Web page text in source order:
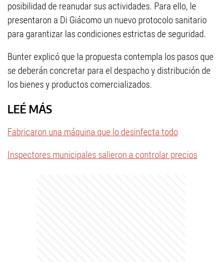
posibilidad de reanudar sus actividades. Para ello, le
presentaron a Di Giácomo un nuevo protocolo sanitario
para garantizar las condiciones estrictas de seguridad.
Bunter explicó que la propuesta contempla los pasos que
se deberán concretar para el despacho y distribución de
los bienes y productos comercializados.
LEÉ MÁS
Fabricaron una máquina que lo desinfecta todo
Inspectores municipales salieron a controlar precios